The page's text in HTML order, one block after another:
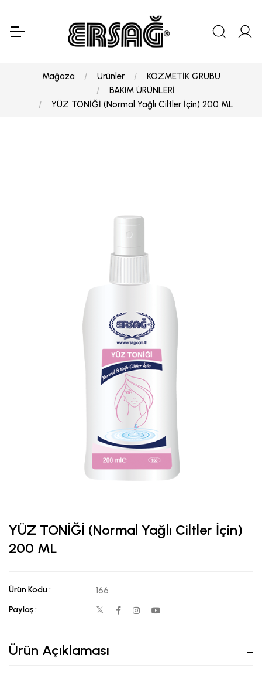
Mağaza Ürünler
KOZMETİK GRUBU
BAKIM ÜRÜNLERİ
YÜZ TONİĞİ (Normal Yağlı Ciltler İçin) 200 ML
YÜZ TONİĞİ (Normal Yağlı Ciltler İçin)
200 ML
Ürün Kodu : 166
Paylaş :
Ürün Açıklaması